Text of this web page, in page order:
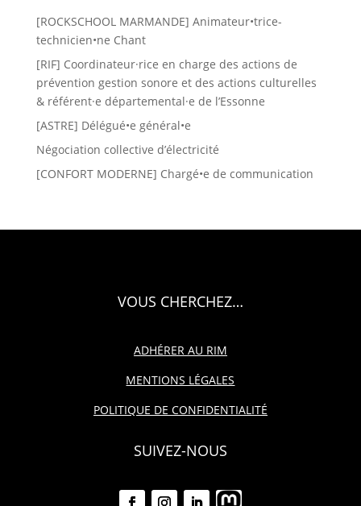
[ROCKSCHOOL MARMANDE] Animateur•trice-
technicien•ne Chant
[RIF] Coordinateur·rice en charge des actions de
prévention gestion sonore et des actions culturelles
& référent·e départemental·e de l’Essonne
[ASTRE] Délégué•e général•e
Négociation collective d’électricité
[CONFORT MODERNE] Chargé•e de communication
VOUS CHERCHEZ…
ADHÉRER AU RIM
MENTIONS LÉGALES
POLITIQUE DE CONFIDENTIALITÉ
SUIVEZ-NOUS